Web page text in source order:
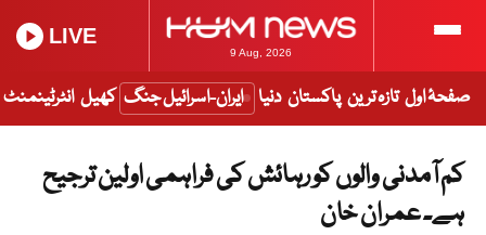
9 Aug, 2026
LIVE
صفحۂ اول تازہ ترین پاکستان دنیا ایران-اسرائیل جنگ کھیل انٹرٹینمنٹ
کم آمدنی والوں کو رہائش کی فراہمی اولین ترجیح
ہے۔ عمران خان